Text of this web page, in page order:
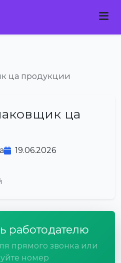
ца продукции
ца
19.06.2026
работодателю
прямого звонка или
номер